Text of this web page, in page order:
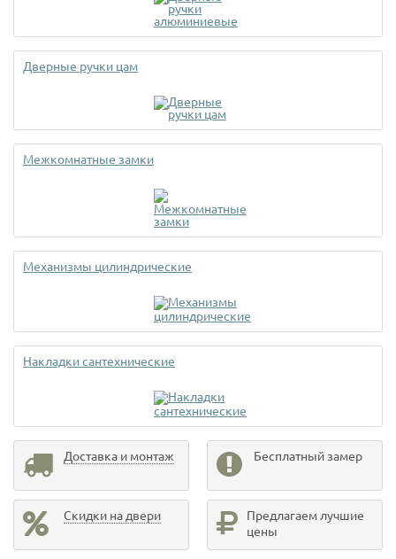
Дверные ручки цам
Межкомнатные замки
Механизмы цилиндрические
Накладки сантехнические
Доставка и монтаж Бесплатный замер
Скидки на двери
Предлагаем лучшие
цены